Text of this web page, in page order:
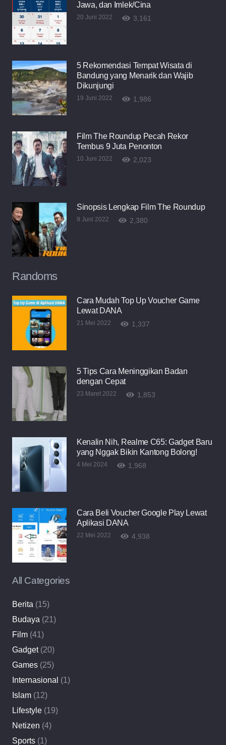
Jawa, dan Imlek/Cina
20 Juni 2022 3,161
5 Rekomendasi Tempat Wisata di
Bandung yang Menarik dan Wajib
Dikunjungi
19 Juni 2022 1,986
Film The Roundup Pecah Rekor
Tembus 9 Juta Penonton
10 Juni 2022 2,023
Sinopsis Lengkap Film The Roundup
9 Juni 2022 2,380
Randoms
Cara Mudah Top Up Voucher Game
Lewat DANA
21 Mei 2022 1,337
5 Tips Cara Meninggikan Badan
dengan Cepat
23 Maret 2022 1,853
Kenalin Nih, Realme C65: Gadget Baru
yang Nggak Bikin Kantong Bolong!
4 Mei 2024 1,968
Cara Beli Voucher Google Play Lewat
Aplikasi DANA
22 Mei 2022 4,938
All Categories
Berita (15)
Budaya (21)
Film (41)
Gadget(20)
Games (25)
Internasional (1)
Islam (12)
Lifestyle (19)
Netizen (4)
Sports (1)